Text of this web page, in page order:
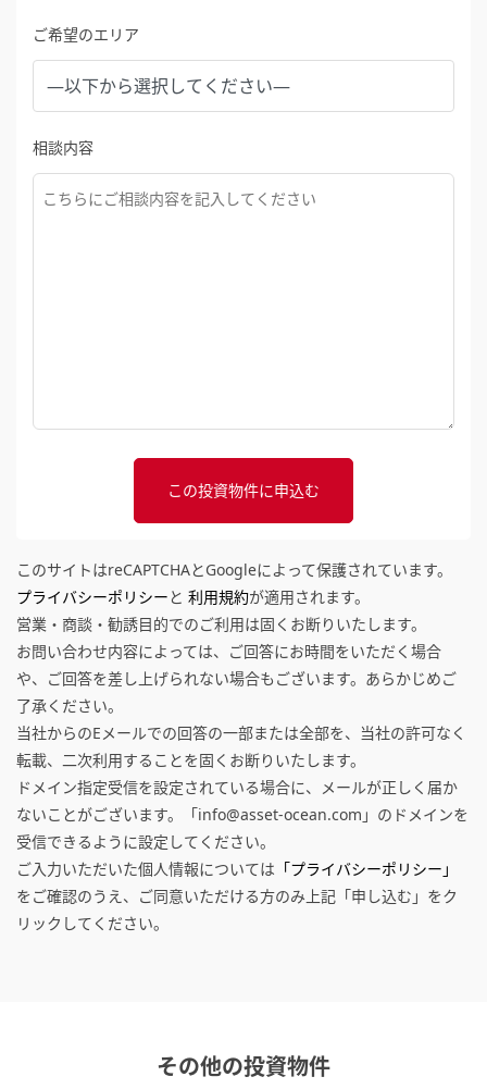
ご希望のエリア
相談内容
このサイトはreCAPTCHAとGoogleによって保護されています。
プライバシーポリシー と 利用規約が適用されます。
営業・商談・勧誘目的でのご利用は固くお断りいたします。
お問い合わせ内容によっては、ご回答にお時間をいただく場合
や、ご回答を差し上げられない場合もございます。あらかじめご
了承ください。
当社からのEメールでの回答の一部または全部を、当社の許可なく
転載、二次利用することを固くお断りいたします。
ドメイン指定受信を設定されている場合に、メールが正しく届か
ないことがございます。「info@asset-ocean.com」のドメインを
受信できるように設定してください。
ご入力いただいた個人情報については 「プライバシーポリシー」
をご確認のうえ、ご同意いただける方のみ上記「申し込む」をク
リックしてください。
その他の投資物件